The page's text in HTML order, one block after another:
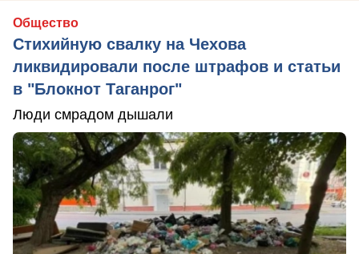
Общество
Стихийную свалку на Чехова
ликвидировали после штрафов и статьи
в "Блокнот Таганрог"
Люди смрадом дышали